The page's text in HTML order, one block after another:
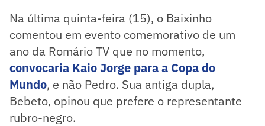
Na última quinta-feira (15), o Baixinho
comentou em evento comemorativo de um
ano da Romário TV que no momento,
convocaria Kaio Jorge para a Copa do
Mundo, e não Pedro. Sua antiga dupla,
Bebeto, opinou que prefere o representante
rubro-negro.